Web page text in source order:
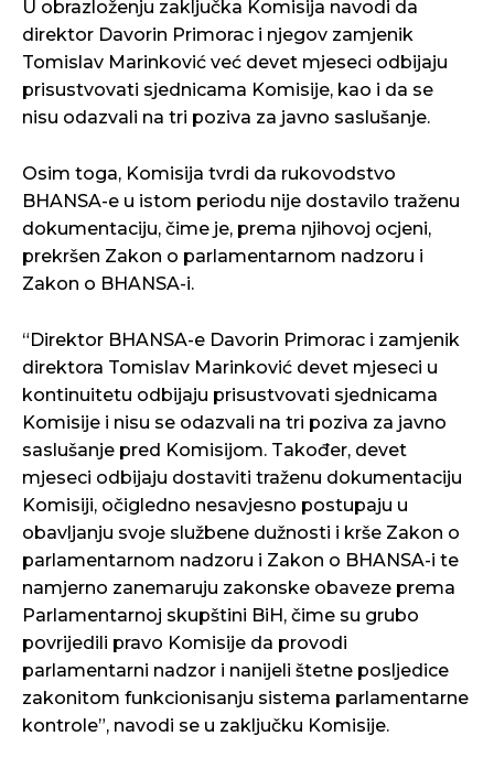
U obrazloženju zaključka Komisija navodi da
direktor Davorin Primorac i njegov zamjenik
Tomislav Marinković već devet mjeseci odbijaju
prisustvovati sjednicama Komisije, kao i da se
nisu odazvali na tri poziva za javno saslušanje.
Osim toga, Komisija tvrdi da rukovodstvo
BHANSA-e u istom periodu nije dostavilo traženu
dokumentaciju, čime je, prema njihovoj ocjeni,
prekršen Zakon o parlamentarnom nadzoru i
Zakon o BHANSA-i.
“Direktor BHANSA-e Davorin Primorac i zamjenik
direktora Tomislav Marinković devet mjeseci u
kontinuitetu odbijaju prisustvovati sjednicama
Komisije i nisu se odazvali na tri poziva za javno
saslušanje pred Komisijom. Također, devet
mjeseci odbijaju dostaviti traženu dokumentaciju
Komisiji, očigledno nesavjesno postupaju u
obavljanju svoje službene dužnosti i krše Zakon o
parlamentarnom nadzoru i Zakon o BHANSA-i te
namjerno zanemaruju zakonske obaveze prema
Parlamentarnoj skupštini BiH, čime su grubo
povrijedili pravo Komisije da provodi
parlamentarni nadzor i nanijeli štetne posljedice
zakonitom funkcionisanju sistema parlamentarne
kontrole”, navodi se u zaključku Komisije.